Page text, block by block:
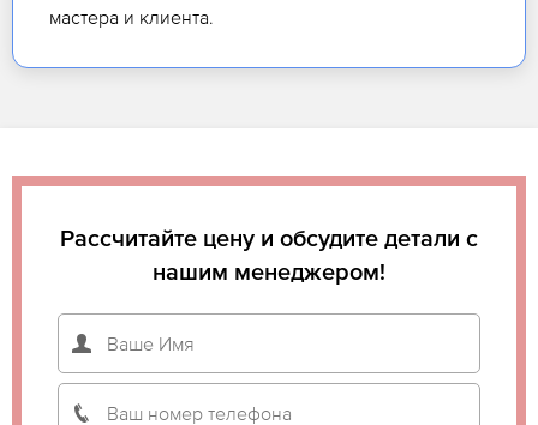
мастера и клиента.
Рассчитайте цену и обсудите детали с
нашим менеджером!